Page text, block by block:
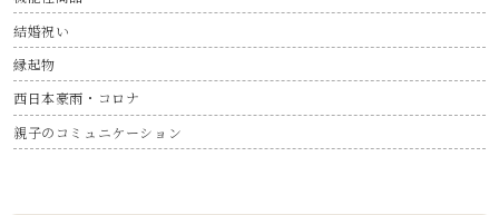
結婚祝い
縁起物
西日本豪雨・コロナ
親子のコミュニケーション